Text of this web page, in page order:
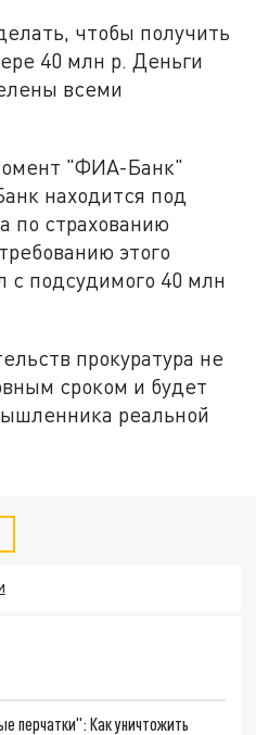
чтобы получить
40 млн р. Деньги
всеми
"ФИА-Банк"
находится под
по страхованию
этого
с подсудимого 40 млн
прокуратура не
сроком и будет
реальной
перчатки": Как уничтожить